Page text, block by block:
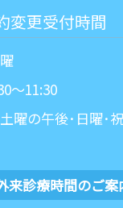
変更受付時間
～11:30
曜の午後･日曜･
来診療時間のご案